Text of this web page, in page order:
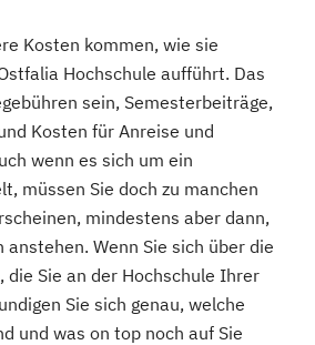
Kosten kommen, wie sie
Hochschule aufführt. Das
sein, Semesterbeiträge,
Kosten für Anreise und
wenn es sich um ein
müssen Sie doch zu manchen
mindestens aber dann,
anstehen. Wenn Sie sich über die
die Sie an der Hochschule Ihrer
Sie sich genau, welche
und was on top noch auf Sie